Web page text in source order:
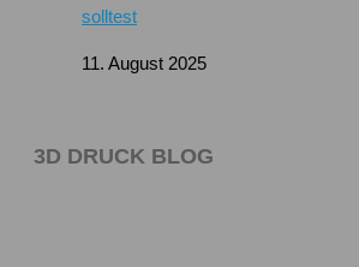
solltest
11. August 2025
3D DRUCK BLOG